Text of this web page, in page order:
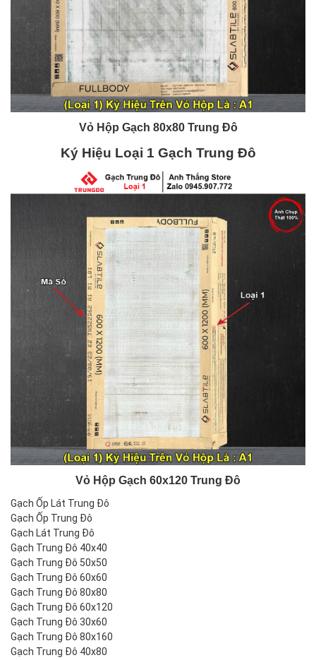
Vỏ Hộp Gạch 80x80 Trung Đô
Ký Hiệu Loại 1 Gạch Trung Đô
Vỏ Hộp Gạch 60x120 Trung Đô
Gạch Ốp Lát Trung Đô
Gạch Ốp Trung Đô
Gạch Lát Trung Đô
Gạch Trung Đô 40x40
Gạch Trung Đô 50x50
Gạch Trung Đô 60x60
Gạch Trung Đô 80x80
Gạch Trung Đô 60x120
Gạch Trung Đô 30x60
Gạch Trung Đô 80x160
Gạch Trung Đô 40x80